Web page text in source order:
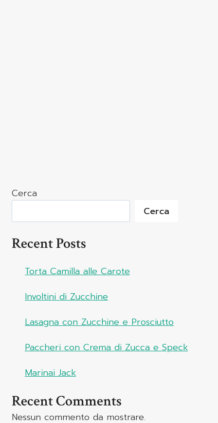
Cerca
Cerca
Recent Posts
Torta Camilla alle Carote
Involtini di Zucchine
Lasagna con Zucchine e Prosciutto
Paccheri con Crema di Zucca e Speck
Marinai Jack
Recent Comments
Nessun commento da mostrare.